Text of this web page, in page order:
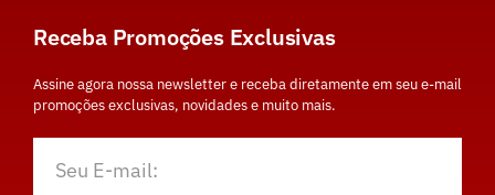
Receba Promoções Exclusivas
Assine agora nossa newsletter e receba diretamente em seu e-mail
promoções exclusivas, novidades e muito mais.